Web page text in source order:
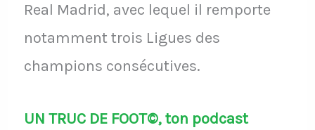
Real Madrid, avec lequel il remporte
notamment trois Ligues des
champions consécutives.
UN TRUC DE FOOT©, ton podcast